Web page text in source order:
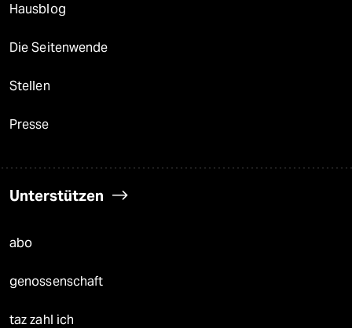
Hausblog
Die Seitenwende
Stellen
Presse
Unterstützen
abo
genossenschaft
taz zahl ich